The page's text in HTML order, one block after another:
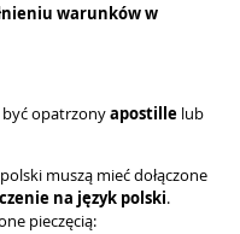
warunków w
opatrzonyapostille lub
muszą mieć dołączone
na język polski.
pieczęcią: